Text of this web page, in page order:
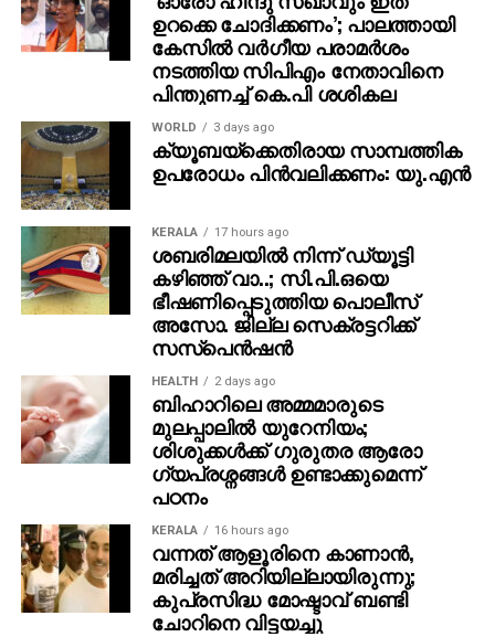
ഉറക്കെ ചോദിക്കണം’; പാലത്തായി
കേസിൽ വർഗീയ പരാമർശം
നടത്തിയ സിപിഎം നേതാവിനെ
പിന്തുണച്ച് കെ.പി ശശികല
WORLD 3 days ago
ക്യൂബയ്ക്കെതിരായ സാമ്പത്തിക
ഉപരോധം പിന്‍വലിക്കണം: യു.എന്‍
KERALA 17 hours ago
ശബരിമലയില്‍ നിന്ന് ഡ്യൂട്ടി
കഴിഞ്ഞ് വാ..; സി.പി.ഒയെ
ഭീഷണിപ്പെടുത്തിയ പൊലീസ്
അസോ. ജില്ല സെക്രട്ടറിക്ക്
സസ്‌പെന്‍ഷന്‍
HEALTH 2 days ago
ബിഹാറിലെ അമ്മമാരുടെ
മുലപ്പാലിൽ യുറേനിയം;
ശിശുക്കൾക്ക് ​ഗുരുതര ആരോ​
ഗ്യപ്രശ്നങ്ങൾ ഉണ്ടാക്കുമെന്ന്
പഠനം
KERALA 16 hours ago
വന്നത് ആളൂരിനെ കാണാന്‍,
മരിച്ചത് അറിയില്ലായിരുന്നു;
കുപ്രസിദ്ധ മോഷ്ടാവ് ബണ്ടി
ചോറിനെ വിട്ടയച്ചു